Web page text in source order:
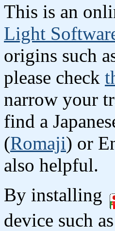
This is an
Light
origins such
please check
narrow your
find a
(Romaji) or
also helpful.
By installing
device such as